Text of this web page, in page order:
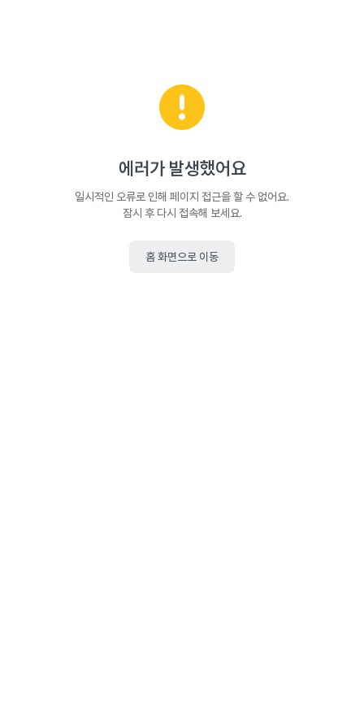
에러가 발생했어요
일시적인 오류로 인해 페이지 접근을 할 수 없어요.
잠시 후 다시 접속해 보세요.
홈 화면으로 이동